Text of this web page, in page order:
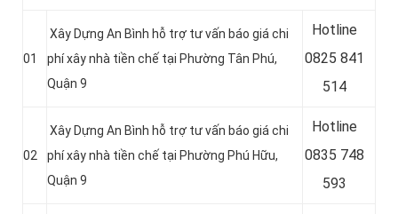
01
Xây Dựng An Bình hỗ trợ tư vấn báo giá chi
phí xây nhà tiền chế tại Phường Tân Phú,
Quận 9
Hotline
0825 841
514
02
Xây Dựng An Bình hỗ trợ tư vấn báo giá chi
phí xây nhà tiền chế tại Phường Phú Hữu,
Quận 9
Hotline
0835 748
593